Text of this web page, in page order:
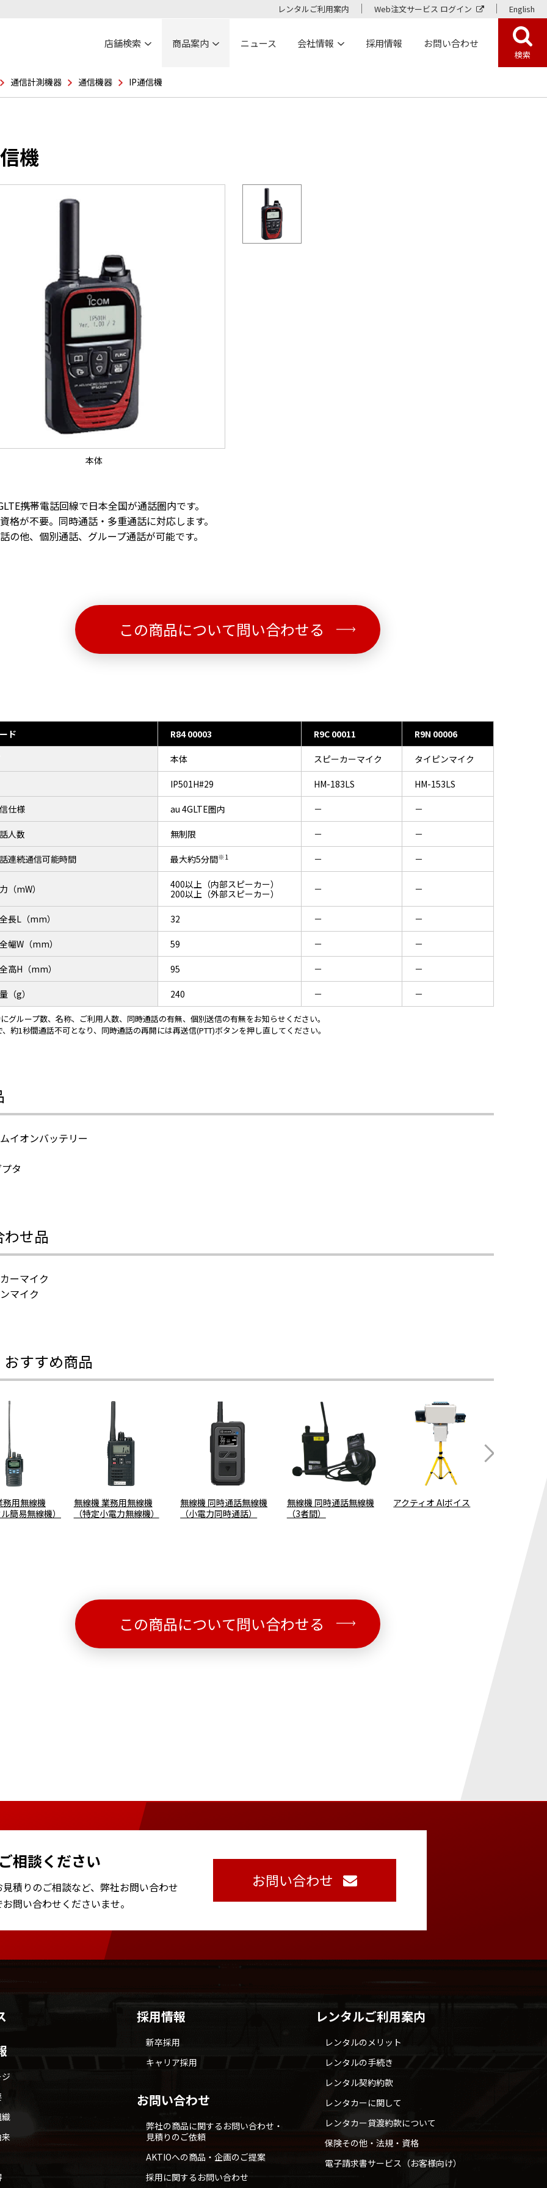
レンタルご利用案内 Web注文サービス ログイン English
店舗検索 商品案内 ニュース 会社情報 採用情報 お問い合わせ
検索
通信計測機器 通信機器 IP通信機
機
本体
携帯電話回線で日本全国が通話圏内です。
格が不要。同時通話・多重通話に対応します。
の他、個別通話、グループ通話が可能です。
この商品について問い合わせる
ド R84 00003 R9C 00011 R9N 00006
本体 スピーカーマイク タイピンマイク
IP501H#29 HM-183LS HM-153LS
仕様 au 4GLTE圏内 － －
人数 無制限 － －
連続通信可能時間 最大約5分間※1 － －
（mW）
400以上（内部スピーカー）
200以上（外部スピーカー）
－ －
長L（mm） 32 － －
幅W（mm） 59 － －
高H（mm） 95 － －
（g） 240 － －
グループ数、名称、ご利用人数、同時通話の有無、個別送信の有無をお知らせください。
約1秒間通話不可となり、同時通話の再開には再送信(PTT)ボタンを押し直してください。
イオンバッテリー
プタ
せ品
ーマイク
マイク
おすすめ商品
務用無線機
ル簡易無線機）
無線機 業務用無線機
（特定小電力無線機）
無線機 同時通話無線機
（小電力同時通話）
無線機 同時通話無線機
（3者間）
アクティオ AIボイス
この商品について問い合わせる
相談ください
積りのご相談など、 弊社お問い合わせ
お問い合わせくださいませ。
お問い合わせ
採用情報
新卒採用
キャリア採用
お問い合わせ
弊社の商品に関するお問い合わせ・
見積りのご依頼
AKTIOへの商品・企画のご提案
採用に関するお問い合わせ
レンタルご利用案内
レンタルのメリット
レンタルの手続き
レンタル契約約款
レンタカーに関して
レンタカー貸渡約款について
保険その他・法規・資格
電子請求書サービス（お客様向け）